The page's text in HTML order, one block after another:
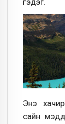
гэдэг.
Энэ
сайн